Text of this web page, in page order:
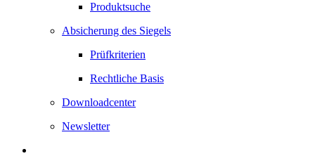
Produktsuche
Absicherung des Siegels
Prüfkriterien
Rechtliche Basis
Downloadcenter
Newsletter